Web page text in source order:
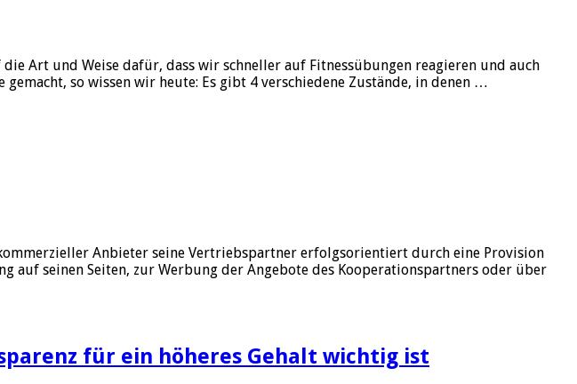
Art und Weise dafür, dass wir schneller auf Fitnessübungen reagieren und auch
so wissen wir heute: Es gibt 4 verschiedene Zustände, in denen …
Anbieter seine Vertriebspartner erfolgsorientiert durch eine Provision
seinen Seiten, zur Werbung der Angebote des Kooperationspartners oder über
für ein höheres Gehalt wichtig ist